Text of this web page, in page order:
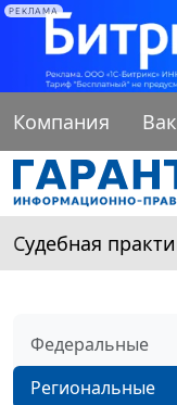
РЕКЛАМА
Компания
Судебная
Федеральные
Региональные